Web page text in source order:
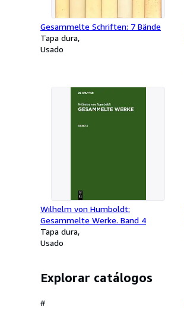
Gesammelte Schriften: 7 Bände
Tapa dura
Usado
Wilhelm von Humboldt:
Gesammelte Werke. Band 4
Tapa dura
Usado
Explorar catálogos
#